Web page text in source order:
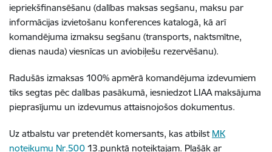
iepriekšfinansēšanu (dalības maksas segšanu, maksu par
informācijas izvietošanu konferences katalogā, kā arī
komandējuma izmaksu segšanu (transports, naktsmītne,
dienas nauda) viesnīcas un aviobiļešu rezervēšanu).
Radušās izmaksas 100% apmērā komandējuma izdevumiem
tiks segtas pēc dalības pasākumā, iesniedzot LIAA maksājuma
pieprasījumu un izdevumus attaisnojošos dokumentus.
Uz atbalstu var pretendēt komersants, kas atbilst MK
noteikumu Nr.500 13.punktā noteiktajam. Plašāk ar